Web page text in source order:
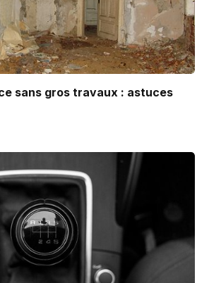
sans gros travaux : astuces